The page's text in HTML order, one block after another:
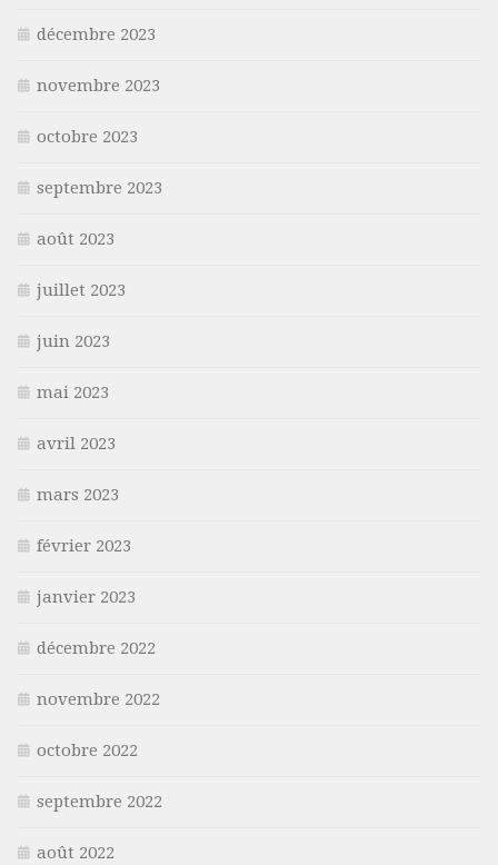
décembre 2023
novembre 2023
octobre 2023
septembre 2023
août 2023
juillet 2023
juin 2023
mai 2023
avril 2023
mars 2023
février 2023
janvier 2023
décembre 2022
novembre 2022
octobre 2022
septembre 2022
août 2022